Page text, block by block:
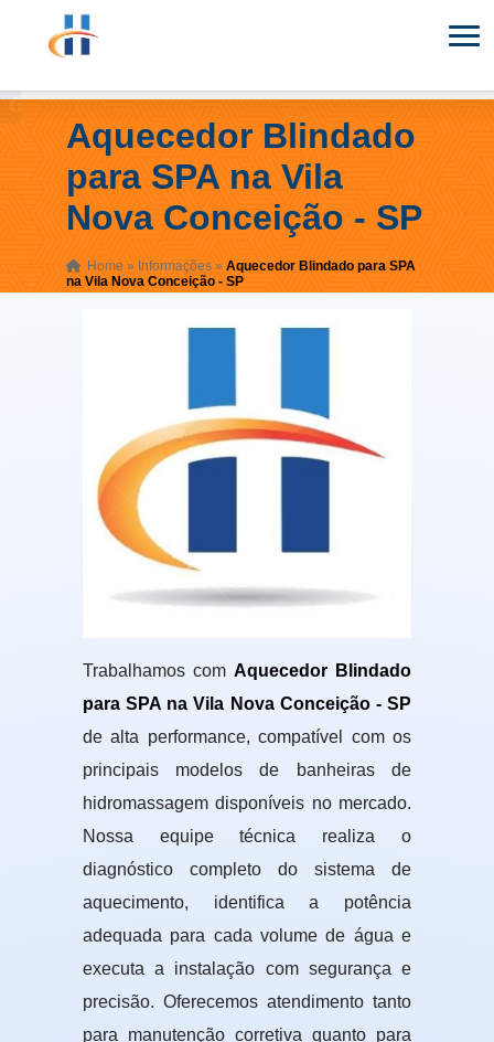
Aquecedor Blindado
para SPA na Vila
Nova Conceição - SP
Home » Informações » Aquecedor Blindado para SPA
na Vila Nova Conceição - SP
Trabalhamos comAquecedor Blindado
para SPA na Vila Nova Conceição - SP
de alta performance, compatível com os
principais modelos de banheiras de
hidromassagem disponíveis no mercado.
Nossa equipe técnica realiza o
diagnóstico completo do sistema de
aquecimento, identifica a potência
adequada para cada volume de água e
executa a instalação com segurança e
precisão. Oferecemos atendimento tanto
para manutenção corretiva quanto para